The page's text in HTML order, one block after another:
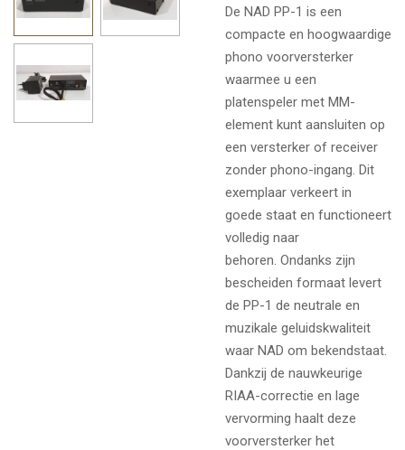
De NAD PP-1 is een
compacte en hoogwaardige
phono voorversterker
waarmee u een
platenspeler met MM-
element kunt aansluiten op
een versterker of receiver
zonder phono-ingang. Dit
exemplaar verkeert in
goede staat en functioneert
volledig naar
behoren. Ondanks zijn
bescheiden formaat levert
de PP-1 de neutrale en
muzikale geluidskwaliteit
waar NAD om bekendstaat.
Dankzij de nauwkeurige
RIAA-correctie en lage
vervorming haalt deze
voorversterker het